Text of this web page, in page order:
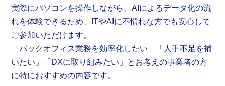
実際にパソコンを操作しながら、AIによるデータ化の流
れを体験できるため、ITやAIに不慣れな方でも安心して
ご参加いただけます。
「バックオフィス業務を効率化したい」「人手不足を補
いたい」「DXに取り組みたい」とお考えの事業者の方
に特におすすめの内容です。